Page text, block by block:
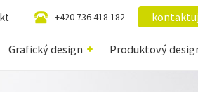
Grafický design Produktový
+420 736 418 182